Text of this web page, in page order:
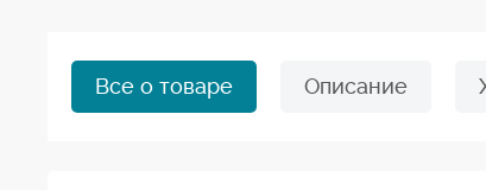
Все о товаре Описание